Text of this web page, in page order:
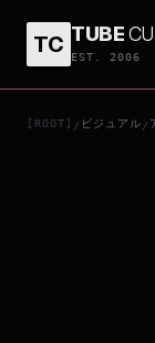
TC TUBE
EST. 2006
[ROOT] / ビジュアル /
小屋番 八ヶ岳